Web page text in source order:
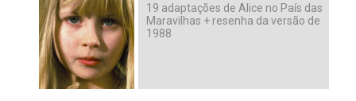
19 adaptações de Alice no País das
Maravilhas + resenha da versão de
1988